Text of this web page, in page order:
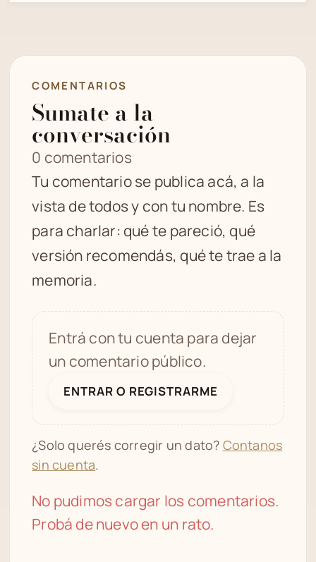
COMENTARIOS
Sumate a la
conversación
0 comentarios
Tu comentario se publica acá, a la
vista de todos y con tu nombre. Es
para charlar: qué te pareció, qué
versión recomendás, qué te trae a la
memoria.
Entrá con tu cuenta para dejar
un comentario público.
ENTRAR O REGISTRARME
¿Solo querés corregir un dato? Contanos
sin cuenta.
No pudimos cargar los comentarios.
Probá de nuevo en un rato.